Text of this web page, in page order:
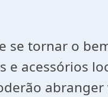
o bem
acessórios